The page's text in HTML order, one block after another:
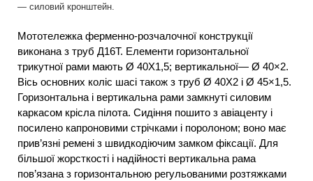
— силовий кронштейн.
Мототележка ферменно-розчалочної конструкції
виконана з труб Д16Т. Елементи горизонтальної
трикутної рами мають Ø 40X1,5; вертикальної— Ø 40×2.
Вісь основних коліс шасі також з труб Ø 40X2 і Ø 45×1,5.
Горизонтальна і вертикальна рами замкнуті силовим
каркасом крісла пілота. Сидіння пошито з авіаценту і
посилено капроновими стрічками і поролоном; воно має
прив’язні ремені з швидкодіючим замком фіксації. Для
більшої жорсткості і надійності вертикальна рама
пов’язана з горизонтальною регульованими розтяжками